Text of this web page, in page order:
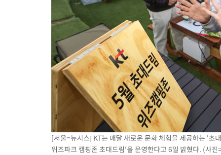
[속보]뉴욕증시 상승 마감…S&P 0.6% 나스닥 1.3%↑
[서울=뉴시스] KT는 매달 새로운 문화 체험을 제공하는 '초
위즈파크 캠핑존 초대드림'을 운영한다고 6일 밝혔다. (사